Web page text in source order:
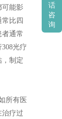
可能影
常比四
通常
光疗
，制定
所有医
治疗过
话
咨
询